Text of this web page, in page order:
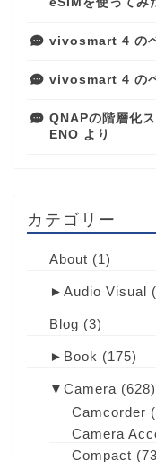
vivosmart 4 の
vivosmart 4 の
QNAPの階層化
ENO より
カテゴリー
About (1)
► Audio Visual
Blog (3)
► Book (175)
▼ Camera (628)
Camcorder
Camera
Compact